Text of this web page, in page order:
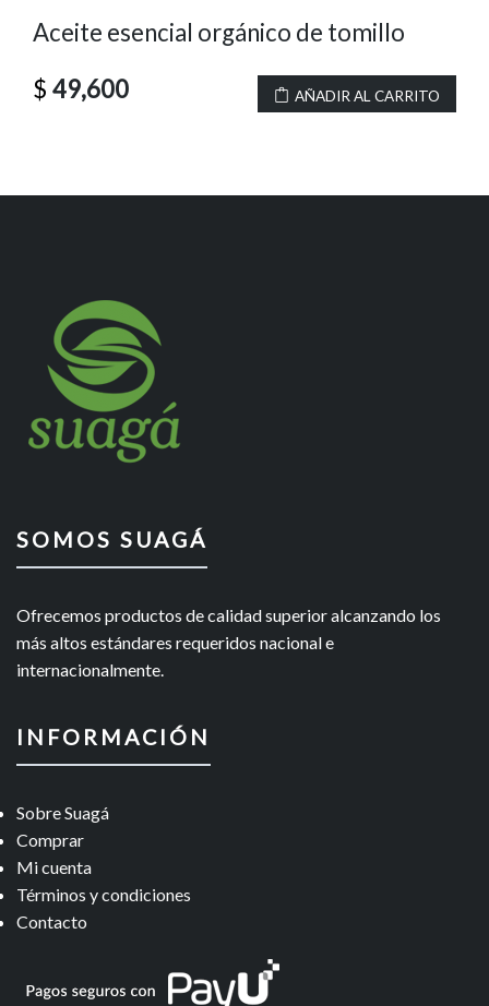
Aceite esencial orgánico de tomillo
$ 49,600 AÑADIR AL CARRITO
SOMOS SUAGÁ
Ofrecemos productos de calidad superior alcanzando los
más altos estándares requeridos nacional e
internacionalmente.
INFORMACIÓN
Sobre Suagá
Comprar
Mi cuenta
Términos y condiciones
Contacto